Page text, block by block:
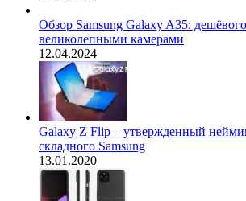
Обзор Samsung Galaxy A35:
великолепными камерами
12.04.2024
Galaxy Z Flip – утвержденный
складного Samsung
13.01.2020